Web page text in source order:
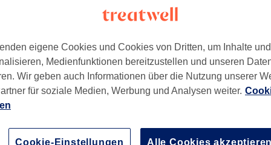
Wilmersdorf, Berlin, 10711
japanische Gesichtsbehandlungen nimmt
Suchfeld oben auf der Seite, um verfügbare
eigene Cookies und Cookies von Dritten, um Inhalte
Medienfunktionen bereitzustellen und unseren
Wir geben auch Informationen über die Nutzung unserer
für soziale Medien, Werbung und Analysen weiter.
Cookie-Einstellungen Alle Cookies